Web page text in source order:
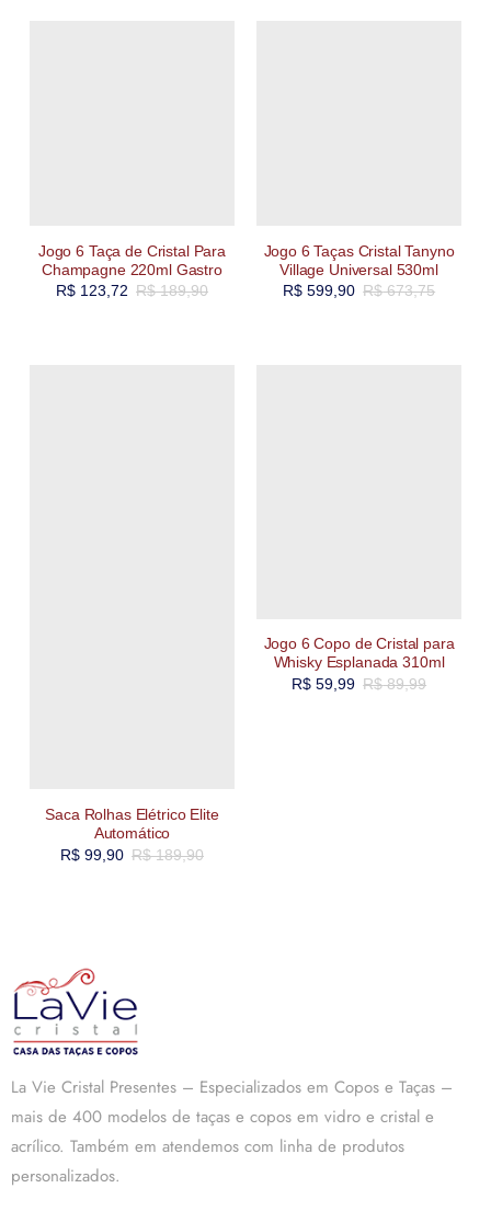
Jogo 6 Taça de Cristal Para
Champagne 220ml Gastro
R$189,90
R$123,72
Jogo 6 Taças Cristal Tanyno
Village Universal 530ml
R$673,75
R$599,90
Saca Rolhas Elétrico Elite
Automático
R$189,90
R$99,90
Jogo 6 Copo de Cristal para
Whisky Esplanada 310ml
R$89,99
R$59,99
La Vie Cristal Presentes – Especializados em Copos e Taças –
mais de 400 modelos de taças e copos em vidro e cristal e
acrílico. Também em atendemos com linha de produtos
personalizados.